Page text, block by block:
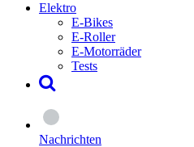
Elektro
E-Bikes
E-Roller
E-Motorräder
Tests
Nachrichten